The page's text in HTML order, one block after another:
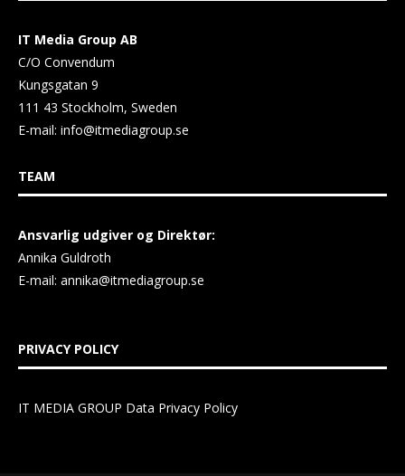
IT Media Group AB
C/O Convendum
Kungsgatan 9
111 43 Stockholm, Sweden
E-mail: info@itmediagroup.se
TEAM
Ansvarlig udgiver og Direktør:
Annika Guldroth
E-mail: annika@itmediagroup.se
PRIVACY POLICY
IT MEDIA GROUP Data Privacy Policy